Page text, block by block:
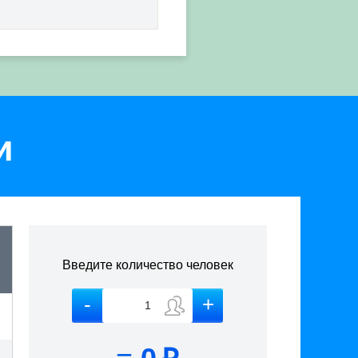
Введите количество человек